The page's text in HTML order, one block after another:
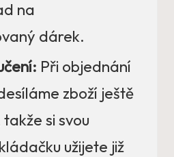
na
dárek.
Při objednání
zboží ještě
si svou
užijete již